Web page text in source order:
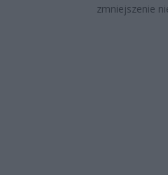
zmniejszenie